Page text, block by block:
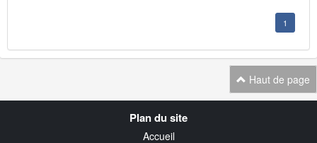
1
Haut de page
Plan du site
Accueil